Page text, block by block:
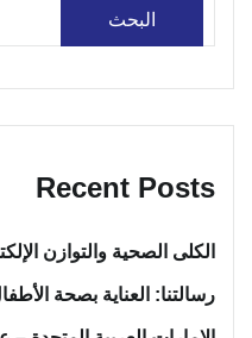
البحث
Recent Posts
الكلى الصحية والتوازن
رسالتنا: العناية بصحة